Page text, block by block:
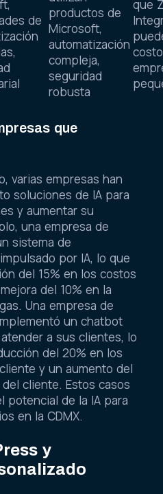
de productos de
Microsoft,
automatización
compleja,
seguridad
robusta
que
que
varias empresas han
soluciones de IA para
y aumentar su
una empresa de
sistema de
por IA, lo que
del 15% en los costos
del 10% en la
Una empresa de
un chatbot
a sus clientes, lo
del 20% en los
y un aumento del
cliente. Estos casos
potencial de la IA para
en la CDMX.
y